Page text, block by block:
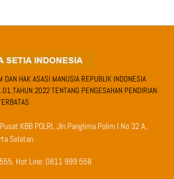
DAN HAK ASASI MANUSIA REPUBLIK INDONESIA
2022 TENTANG PENGESAHAN PENDIRIAN
KBB POLRI, Jln Panglima Polim I No 32 A,
Selatan
Hot Line: 0811 999 558